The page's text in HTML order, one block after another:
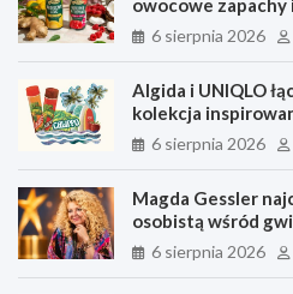
owocowe zapachy
aktywne
6 sierpnia 2026
Algida i UNIQLO
kolekcja
do sprzedaży 6
6 sierpnia 2026
Magda Gessler
osobistą wśród
6 sierpnia 2026